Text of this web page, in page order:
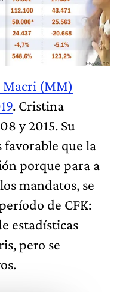
(MM)
. Cristina
y 2015. Su
que la
porque para a
mandatos, se
de CFK:
estadísticas
pero se